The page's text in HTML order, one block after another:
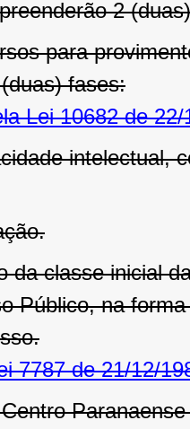
2
para
fases:
Lei 10682 de 22/
intelectual,
da classe inicial
Público, na
7787 de 21/12/